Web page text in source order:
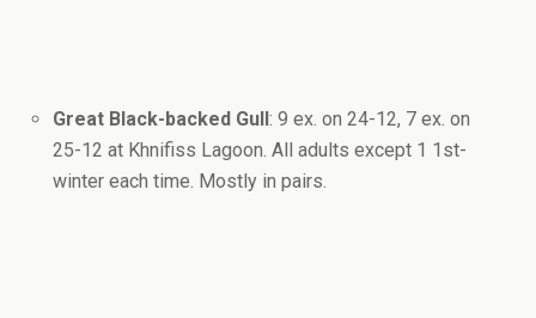
Great Black-backed Gull: 9 ex. on 24-12, 7 ex. on
25-12 at Khnifiss Lagoon. All adults except 1 1st-
winter each time. Mostly in pairs.